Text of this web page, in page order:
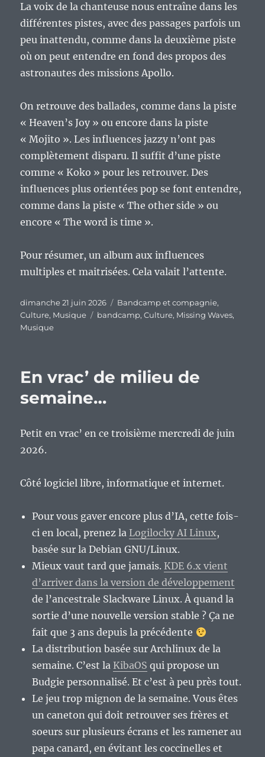
La voix de la chanteuse nous entraîne dans les
différentes pistes, avec des passages parfois un
peu inattendu, comme dans la deuxième piste
où on peut entendre en fond des propos des
astronautes des missions Apollo.
On retrouve des ballades, comme dans la piste
« Heaven’s Joy » ou encore dans la piste
« Mojito ». Les influences jazzy n’ont pas
complètement disparu. Il suffit d’une piste
comme « Koko » pour les retrouver. Des
influences plus orientées pop se font entendre,
comme dans la piste « The other side » ou
encore « The word is time ».
Pour résumer, un album aux influences
multiples et maitrisées. Cela valait l’attente.
Publié
le
dimanche 21 juin 2026 Catégories
Bandcamp et compagnie,
Culture, Musique Étiquettes
bandcamp,Culture, Missing Waves,
Musique
En vrac’ de milieu de
semaine…
Petit en vrac’ en ce troisième mercredi de juin
2026.
Côté logiciel libre, informatique et internet.
Pour vous gaver encore plus d’IA, cette fois-
ci en local, prenez la Logilocky AI Linux,
basée sur la Debian GNU/Linux.
Mieux vaut tard que jamais. KDE 6.x vient
d’arriver dans la version de développement
de l’ancestrale Slackware Linux. À quand la
sortie d’une nouvelle version stable ? Ça ne
fait que 3 ans depuis la précédente
La distribution basée sur Archlinux de la
semaine. C’est la KibaOS qui propose un
Budgie personnalisé. Et c’est à peu près tout.
Le jeu trop mignon de la semaine. Vous êtes
un caneton qui doit retrouver ses frères et
soeurs sur plusieurs écrans et les ramener au
papa canard, en évitant les coccinelles et